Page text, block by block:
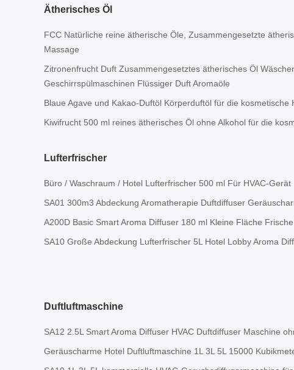
Ätherisches Öl
FCC Natürliche reine ätherische Öle, Zusammengesetzte
Massage
Zitronenfrucht Duft Zusammengesetztes ätherisches Öl
Geschirrspülmaschinen Flüssiger Duft Aromaöle
Blaue Agave und Kakao-Duftöl Körperduftöl für die kosmetische
Kiwifrucht 500 ml reines ätherisches Öl ohne Alkohol für die
Lufterfrischer
Büro / Waschraum / Hotel Lufterfrischer 500 ml Für HVAC-Gerät
SA01 300m3 Abdeckung Aromatherapie Duftdiffuser
A200D Basic Smart Aroma Diffuser 180 ml Kleine Fläche
SA10 Große Abdeckung Lufterfrischer 5L Hotel Lobby Aroma
Duftluftmaschine
SA12 2.5L Smart Aroma Diffuser HVAC Duftdiffuser Maschine
Geräuscharme Hotel Duftluftmaschine 1L 3L 5L 15000